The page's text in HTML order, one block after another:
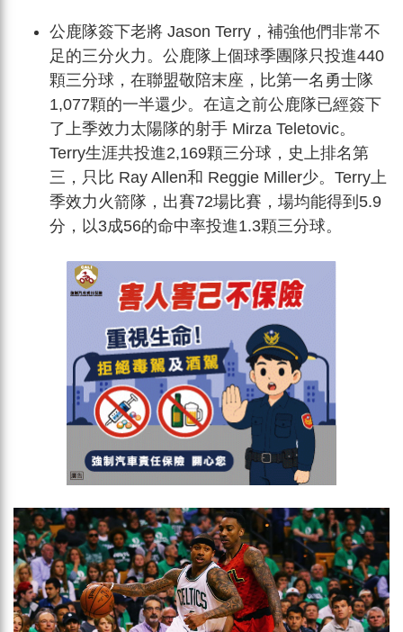
公鹿隊簽下老將 Jason Terry，補強他們非常不
足的三分火力。公鹿隊上個球季團隊只投進440
顆三分球，在聯盟敬陪末座，比第一名勇士隊
1,077顆的一半還少。在這之前公鹿隊已經簽下
了上季效力太陽隊的射手 Mirza Teletovic。
Terry生涯共投進2,169顆三分球，史上排名第
三，只比 Ray Allen和 Reggie Miller少。Terry上
季效力火箭隊，出賽72場比賽，場均能得到5.9
分，以3成56的命中率投進1.3顆三分球。